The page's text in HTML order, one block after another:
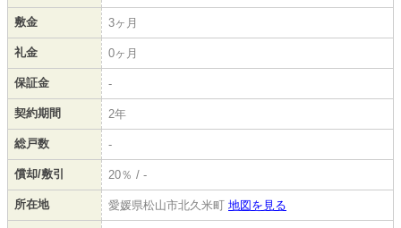
敷金 3ヶ月
礼金 0ヶ月
保証金 -
契約期間 2年
総戸数 -
償却/敷引 20％ / -
所在地 愛媛県松山市北久米町 地図を見る